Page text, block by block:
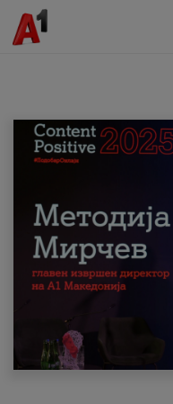
МК EN
Приватни
Поддршка
Надополни кредит